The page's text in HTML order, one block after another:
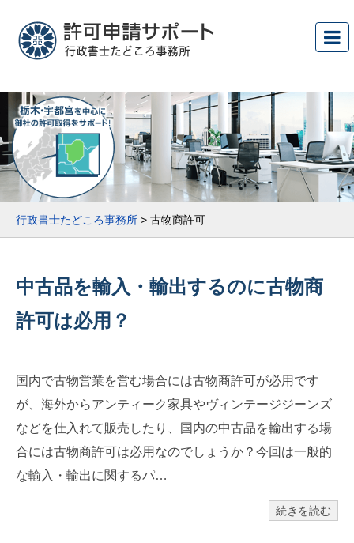
行政書士たどころ事務所 > 古物商許可
中古品を輸入・輸出するのに古物商
許可は必用？
国内で古物営業を営む場合には古物商許可が必用です
が、海外からアンティーク家具やヴィンテージジーンズ
などを仕入れて販売したり、国内の中古品を輸出する場
合には古物商許可は必用なのでしょうか？今回は一般的
な輸入・輸出に関するパ…
続きを読む